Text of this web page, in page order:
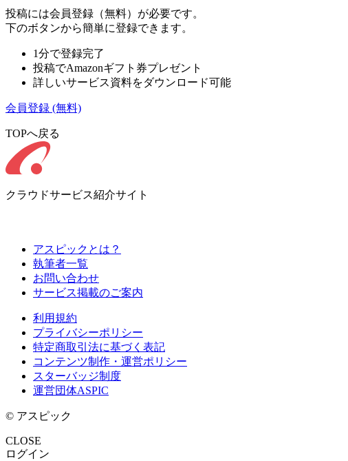
投稿には会員登録（無料）が必要です。
下のボタンから簡単に登録できます。
1分で登録完了
投稿でAmazonギフト券プレゼント
詳しいサービス資料をダウンロード可能
会員登録 (無料)
TOPへ戻る
クラウドサービス紹介サイト
アスピックとは？
執筆者一覧
お問い合わせ
サービス掲載のご案内
利用規約
プライバシーポリシー
特定商取引法に基づく表記
コンテンツ制作・運営ポリシー
スターバッジ制度
運営団体ASPIC
© アスピック
CLOSE
ログイン